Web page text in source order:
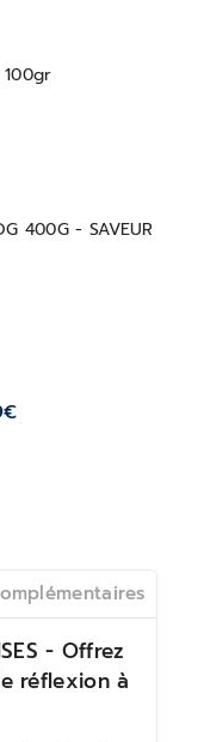
400G - SAVEUR
€
- Offrez
réflexion à